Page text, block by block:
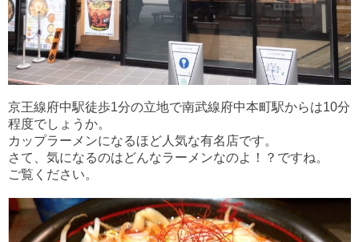
京王線府中駅徒歩1分の立地で南武線府中本町駅からは10分
程度でしょうか。
カップラーメンになるほど人気な有名店です。
さて、気になるのはどんなラーメンなのよ！？ですね。
ご覧ください。